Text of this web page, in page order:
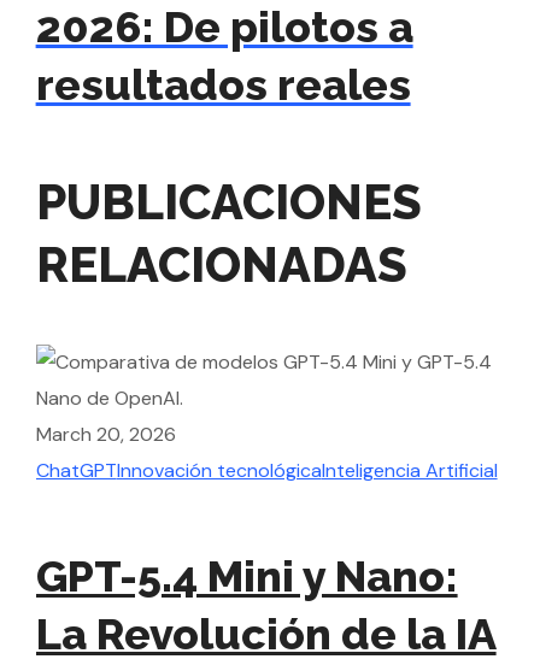
2026: De pilotos a
resultados reales
PUBLICACIONES
RELACIONADAS
March 20, 2026
ChatGPTInnovación tecnológicaInteligencia Artificial
GPT-5.4 Mini y Nano:
La Revolución de la IA